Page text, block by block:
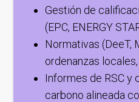
Gestión de
(EPC, ENERGY
Normativas (DeeT,
ordenanzas
Informes de RSC y
carbono alineada